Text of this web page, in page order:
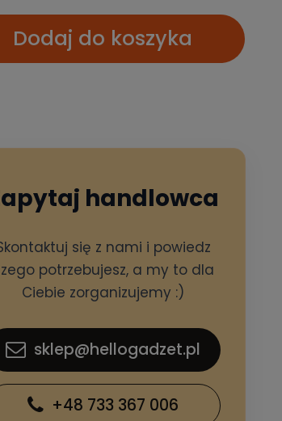
Dodaj do koszyka
handlowca
się z nami i powiedz
potrzebujesz, a my to dla
Ciebie zorganizujemy :)
sklep@hellogadzet.pl
+48 733 367 006